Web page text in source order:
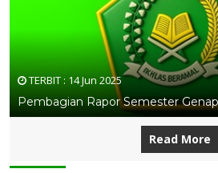
TERBIT : 14 Jun 2025
Pembagian Rapor Semester
Read More